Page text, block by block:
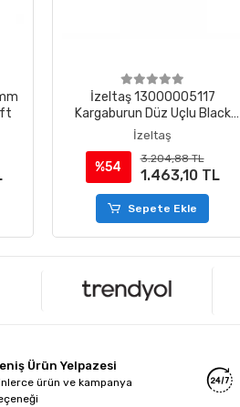
İzeltaş 13000005117
Kargaburun Düz Uçlu Black
Line 180 mm
İzeltaş
%54
3.204,88 TL
1.463,10 TL
Sepete Ekle
Ürün Yelpazesi
ürün ve kampanya